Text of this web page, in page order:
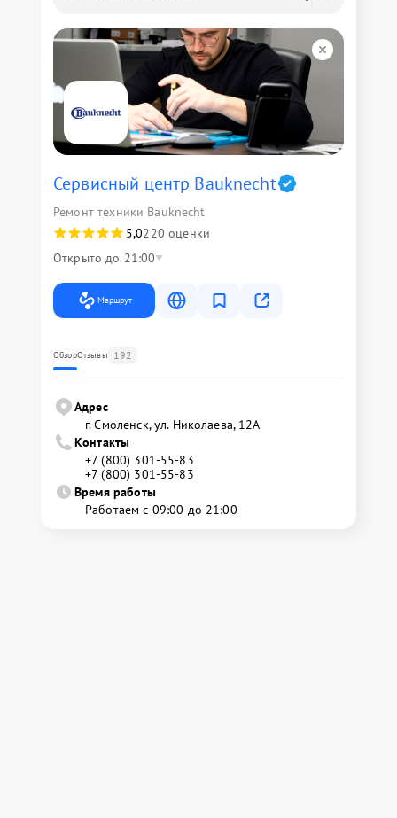
Сервисный центр Bauknecht
Ремонт техники Bauknecht
5,0220 оценки
Открыто до 21:00
Маршрут
ОбзорОтзывы 192
Адрес
г. Смоленск, ул. Николаева, 12А
Контакты
+7 (800) 301-55-83
+7 (800) 301-55-83
Время работы
Работаем с 09:00 до 21:00